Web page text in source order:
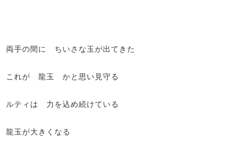
両手の間に ちいさな玉が出てきた
これが 龍玉 かと思い見守る
ルティは 力を込め続けている
龍玉が大きくなる